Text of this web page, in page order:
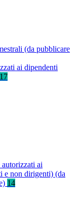
(da pubblicare
ai dipendenti
17
ai
e non dirigenti) (da
14